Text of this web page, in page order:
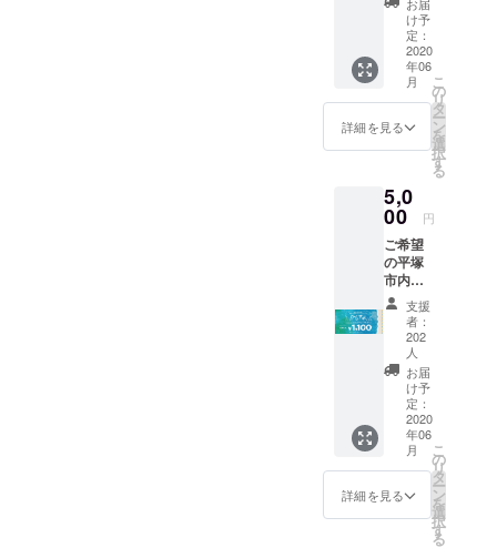
頭引き
渡しは
６月１
３日～
２０日
になり
募集５
月１５
日追加
考欄に
支援す
る参加
月１５
日追
加）・
引き渡
し方法
（店頭
or郵
送）を
必ずご
記入く
ださ
い。店
頭引き
渡しは
６月１
３日～
になり
ます。
け予
定：
2020
年06
月
詳細を見る
こ
の
リ
タ
ー
ン
を
選
択
す
る
5,0
00 円
ご希望
の平塚
市内飲
食店の
食事券
５５０
０円分
＜一次
募集４
月３０
日＞ ※
備考欄
に支援
する参
加店名
支援
者：
202
人
お届
け予
定：
2020
年06
月
詳細を見る
こ
の
リ
タ
ー
ン
を
選
択
す
る